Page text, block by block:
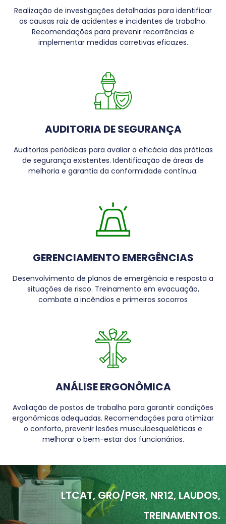
Realização de investigações detalhadas para identificar
as causas raiz de acidentes e incidentes de trabalho.
Recomendações para prevenir recorrências e
implementar medidas corretivas eficazes.
AUDITORIA DE SEGURANÇA
Auditorias periódicas para avaliar a eficácia das práticas
de segurança existentes. Identificação de áreas de
melhoria e garantia da conformidade contínua.
GERENCIAMENTO EMERGÊNCIAS
Desenvolvimento de planos de emergência e resposta a
situações de risco. Treinamento em evacuação,
combate a incêndios e primeiros socorros
ANÁLISE ERGONÔMICA
Avaliação de postos de trabalho para garantir condições
ergonômicas adequadas. Recomendações para otimizar
o conforto, prevenir lesões musculoesqueléticas e
melhorar o bem-estar dos funcionários.
LTCAT, GRO/PGR, NR12, LAUDOS,
TREINAMENTOS.